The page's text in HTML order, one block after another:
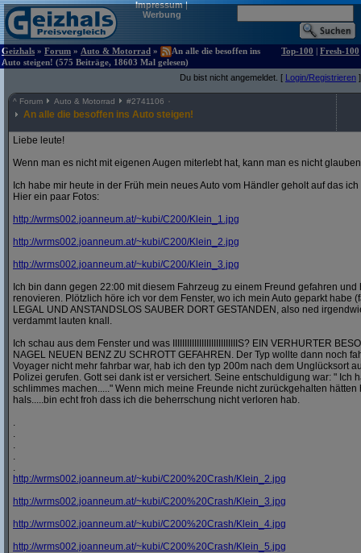
Impressum|
Werbung
Geizhals » Forum » Auto & Motorrad »
An alle die besoffen ins
Auto steigen! (575 Beiträge, 18603 Mal gelesen)
Top-100 | Fresh-100
Du bist nicht angemeldet. [ Login/Registrieren ]
^ Forum Auto & Motorrad #2741106
An alle die besoffen ins Auto steigen!
Liebe leute!
Wenn man es nicht mit eigenen Augen miterlebt hat, kann man es nicht
Ich habe mir heute in der Früh mein neues Auto vom Händler geholt auf das
Hier ein paar Fotos:
http://wrms002.joanneum.at/~kubi/C200/Klein_1.jpg
http://wrms002.joanneum.at/~kubi/C200/Klein_2.jpg
http://wrms002.joanneum.at/~kubi/C200/Klein_3.jpg
Ich bin dann gegen 22:00 mit diesem Fahrzeug zu einem Freund gefahren
renovieren. Plötzlich höre ich vor dem Fenster, wo ich mein Auto geparkt habe
LEGAL UND ANSTANDSLOS SAUBER DORT GESTANDEN, also ned
verdammt lauten knall.
Ich schau aus dem Fenster und was IIIIIIIIIIIIIIIIIIIIIIIIIIIS? EIN VERHURTER
NAGEL NEUEN BENZ ZU SCHROTT GEFAHREN. Der Typ wollte dann noch
Voyager nicht mehr fahrbar war, hab ich den typ 200m nach dem Unglücksort
Polizei gerufen. Gott sei dank ist er versichert. Seine entschuldigung war: " Ich
schlimmes machen....." Wenn mich meine Freunde nicht zurückgehalten
hals.....bin echt froh dass ich die beherrschung nicht verloren hab.
.
.
.
.
.
http://wrms002.joanneum.at/~kubi/C200%20Crash/Klein_2.jpg
http://wrms002.joanneum.at/~kubi/C200%20Crash/Klein_3.jpg
http://wrms002.joanneum.at/~kubi/C200%20Crash/Klein_4.jpg
http://wrms002.joanneum.at/~kubi/C200%20Crash/Klein_5.jpg